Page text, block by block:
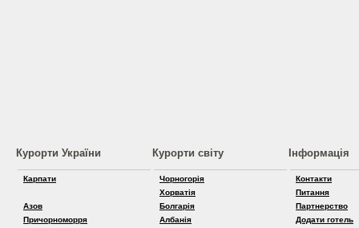
Курорти України
Карпати
Азов
Причорноморря
Курорти світу
Чорногорія
Хорватія
Болгарія
Албанія
Інформація
Контакти
Питання
Партнерство
Додати готель